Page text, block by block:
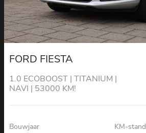
FORD FIESTA
1.0 ECOBOOST | TITANIUM |
NAVI | 53000 KM!
Bouwjaar
KM-stand